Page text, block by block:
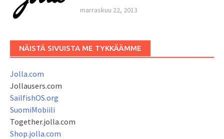
marraskuu 22, 2013
NÄISTÄ SIVUISTA ME TYKKÄÄMME
Jolla.com
Jollausers.com
SailfishOS.org
SuomiMobiili
Together.jolla.com
Shop.jolla.com